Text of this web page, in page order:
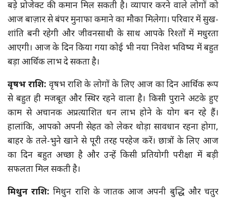
बड़े प्रोजेक्ट की कमान मिल सकती है। व्यापार करने वाले लोगों को
आज बाज़ार से बंपर मुनाफा कमाने का मौका मिलेगा। परिवार में सुख-
शांति बनी रहेगी और जीवनसाथी के साथ आपके रिश्तों में मधुरता
आएगी। आज के दिन किया गया कोई भी नया निवेश भविष्य में बहुत
बड़ा आर्थिक लाभ दे सकता है।
वृषभ राशि: वृषभ राशि के लोगों के लिए आज का दिन आर्थिक रूप
से बहुत ही मजबूत और स्थिर रहने वाला है। किसी पुराने अटके हुए
काम से अचानक अप्रत्याशित धन लाभ होने के योग बन रहे हैं।
हालांकि, आपको अपनी सेहत को लेकर थोड़ा सावधान रहना होगा,
बाहर के तले-भुने खाने से पूरी तरह परहेज करें। छात्रों के लिए आज
का दिन बहुत अच्छा है और उन्हें किसी प्रतियोगी परीक्षा में बड़ी
सफलता मिल सकती है।
मिथुन राशि: मिथुन राशि के जातक आज अपनी बुद्धि और चतुर